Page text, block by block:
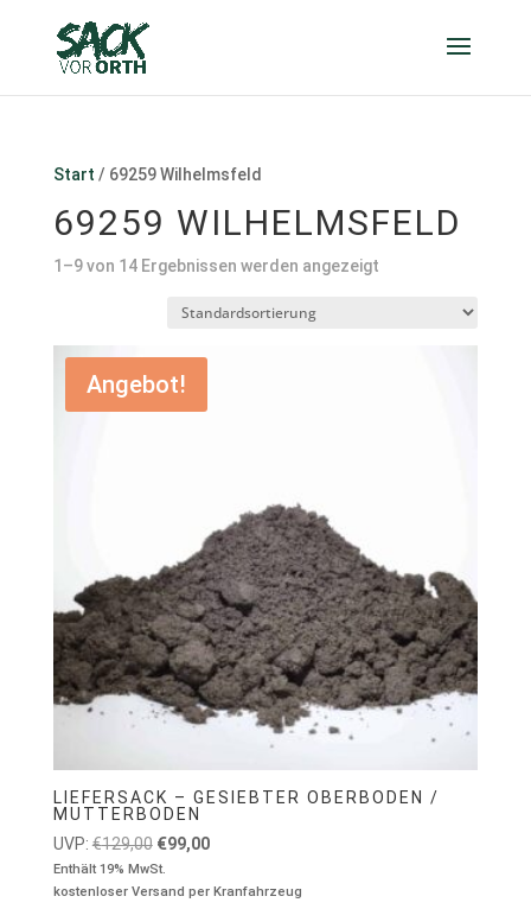
Start / 69259 Wilhelmsfeld
69259 WILHELMSFELD
1–9 von 14 Ergebnissen werden angezeigt
Angebot!
LIEFERSACK – GESIEBTER OBERBODEN /
MUTTERBODEN
UVP: €129,00 Ursprünglicher
Preis
war:
€99,00Aktueller
ist:
Enthält 19% MwSt.
kostenloser Versand per Kranfahrzeug